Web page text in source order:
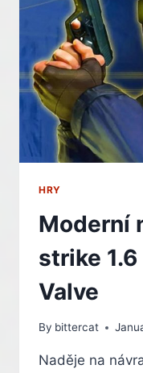
HRY
Moderní
strike
Valve
By bittercat
Naděje na